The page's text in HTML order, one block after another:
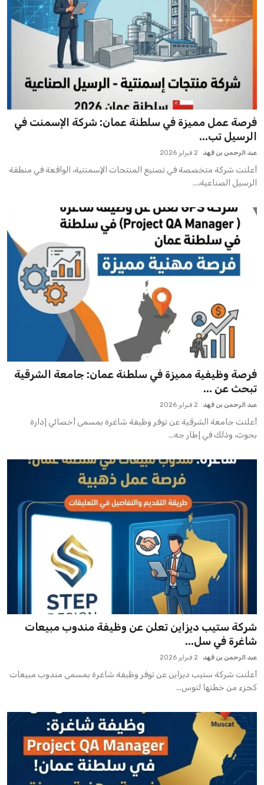
فرصة عمل مميزة في سلطنة عمان: شركة الإسمنت في
الرسيل تب...
عبد الرحمن بن فهد 2 فبراير 2026
أعلنت شركة متخصصة في تصنيع المنتجات الإسمنتية، الواقعة في منطقة
الرسيل الصناعية،...
فرصة وظيفية مميزة في سلطنة عمان: جامعة الشرقية
تبحث عن ...
عبد الرحمن بن فهد 2 فبراير 2026
أعلنت جامعة الشرقية عن توفر وظيفة شاغرة بمسمى أخصائي إدارة
بحوث، وذلك في إطار جه...
شركة ستيب ديزاين تعلن عن وظيفة مندوب مبيعات
شاغرة في سل...
عبد الرحمن بن فهد 2 فبراير 2026
أعلنت شركة ستيب ديزاين عن توفر وظيفة شاغرة بمسمى مندوب مبيعات
كجزء من خطتها لتوس...